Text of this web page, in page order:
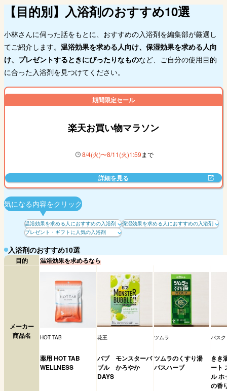
【目的別】入浴剤のおすすめ10選
小林さんに伺った話をもとに、おすすめの入浴剤を編集部が厳選し
てご紹介します。 温浴効果を求める人向け、保湿効果を求める人向
け、プレゼントするときにぴったりなものなど、ご自分の使用目的
に合った入浴剤を見つけてください。
期間限定セール
楽天お買い物マラソン
8/4(火)〜8/11(火)1:59まで
詳細を見る
気になる内容をクリック
温浴効果を求める人におすすめの入浴剤
保湿効果を求める人におすすめの入浴剤
プレゼント・ギフトに人気の入浴剤
入浴剤のおすすめ10選
目的 温浴効果を求めるなら
メーカー
商品名
HOT TAB 花王 ツムラ バス
薬用 HOT TAB
WELLNESS
バブ モンスターバ
ブル かろやか
DAYS
ツムラのくすり湯
バスハーブ
きき
ート
ル ホ
の香